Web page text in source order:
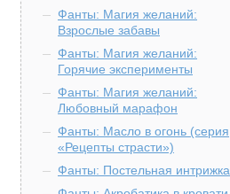
Фанты: Магия желаний:
Взрослые забавы
Фанты: Магия желаний:
Горячие эксперименты
Фанты: Магия желаний:
Любовный марафон
Фанты: Масло в огонь (серия
«Рецепты страсти»)
Фанты: Постельная интрижка